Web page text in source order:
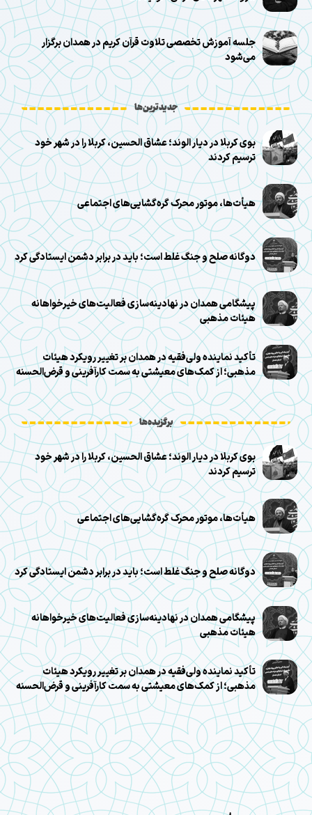
جلسه آموزش تخصصی تلاوت قرآن کریم در همدان برگزار
می‌شود
جدیدترین‌ها
بوی کربلا در دیار الوند؛ عشاق الحسین، کربلا را در شهر خود
ترسیم کردند
هیأت‌ها، موتور محرک گره‌گشایی‌های اجتماعی
دوگانه صلح و جنگ غلط است؛ باید در برابر دشمن ایستادگی کرد
پیشگامی همدان در نهادینه‌سازی فعالیت‌های خیرخواهانه
هیئات مذهبی
تأکید نماینده ولی‌فقیه در همدان بر تغییر رویکرد هیئات
مذهبی؛ از کمک‌های معیشتی به سمت کارآفرینی و قرض‌الحسنه
برگزیده‌ها
بوی کربلا در دیار الوند؛ عشاق الحسین، کربلا را در شهر خود
ترسیم کردند
هیأت‌ها، موتور محرک گره‌گشایی‌های اجتماعی
دوگانه صلح و جنگ غلط است؛ باید در برابر دشمن ایستادگی کرد
پیشگامی همدان در نهادینه‌سازی فعالیت‌های خیرخواهانه
هیئات مذهبی
تأکید نماینده ولی‌فقیه در همدان بر تغییر رویکرد هیئات
مذهبی؛ از کمک‌های معیشتی به سمت کارآفرینی و قرض‌الحسنه